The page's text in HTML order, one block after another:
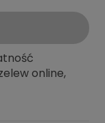
online,